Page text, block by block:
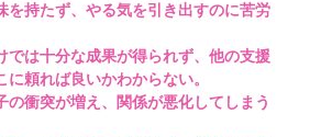
を持たず、やる気を引き出すのに苦労
では十分な成果が得られず、他の支援
頼れば良いかわからない。
の衝突が増え、関係が悪化してしまう